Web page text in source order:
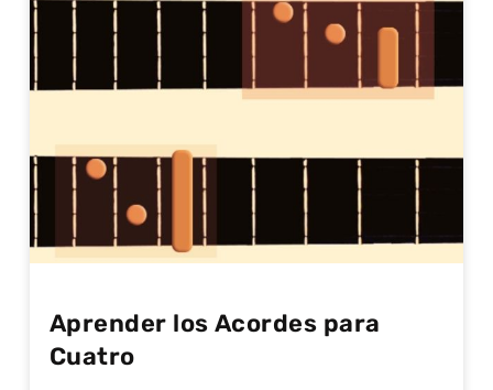
Aprender los Acordes para
Cuatro